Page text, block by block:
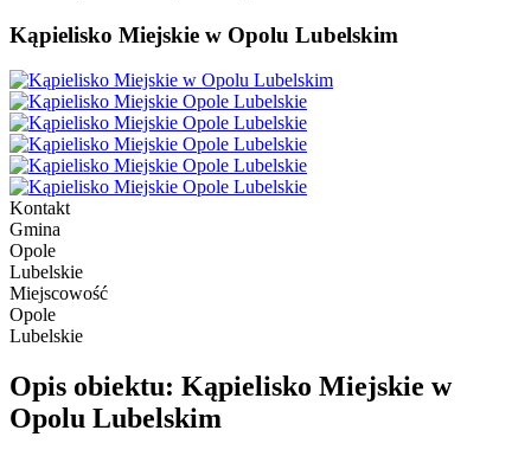
Kąpielisko Miejskie w Opolu Lubelskim
Kontakt
Gmina
Opole
Lubelskie
Miejscowość
Opole
Lubelskie
Opis obiektu: Kąpielisko Miejskie w
Opolu Lubelskim